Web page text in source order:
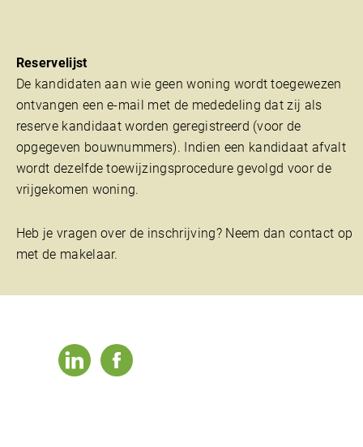
Reservelijst
De kandidaten aan wie geen woning wordt toegewezen
ontvangen een e-mail met de mededeling dat zij als
reserve kandidaat worden geregistreerd (voor de
opgegeven bouwnummers). Indien een kandidaat afvalt
wordt dezelfde toewijzingsprocedure gevolgd voor de
vrijgekomen woning.
Heb je vragen over de inschrijving? Neem dan contact op
met de makelaar.
linkedinfacebook